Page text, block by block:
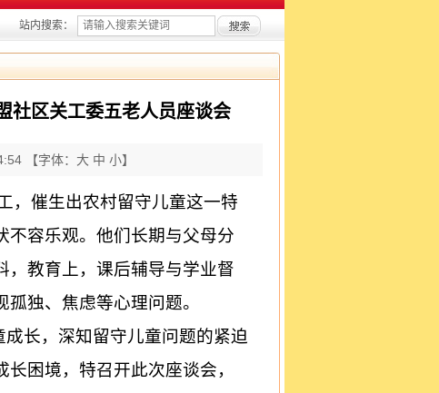
站内搜索：
区关工委五老人员座谈会
【字体： 大 中 小】
，催生出农村留守儿童这一特
不容乐观。他们长期与父母分
，教育上，课后辅导与学业督
独、焦虑等心理问题。
长，深知留守儿童问题的紧迫
困境，特召开此次座谈会，